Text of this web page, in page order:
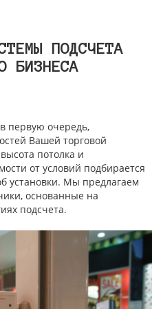
ПОДСЧЕТА
БИЗНЕСА
первую очередь,
Вашей торговой
потолка и
от условий подбирается
установки. Мы предлагаем
основанные на
подсчета.